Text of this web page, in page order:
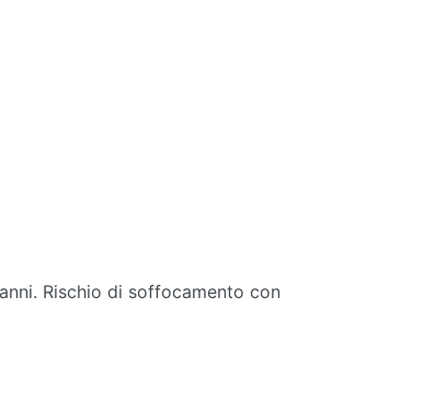
Rischio di soffocamento con